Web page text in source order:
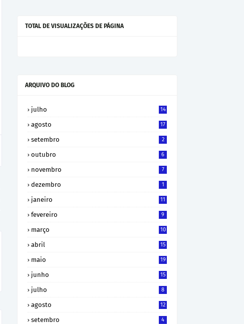
TOTAL DE VISUALIZAÇÕES DE PÁGINA
ARQUIVO DO BLOG
julho 14
agosto 17
setembro 2
outubro 6
novembro 7
dezembro 1
janeiro 11
fevereiro 9
março 10
abril 15
maio 19
junho 15
julho 8
agosto 12
setembro 4